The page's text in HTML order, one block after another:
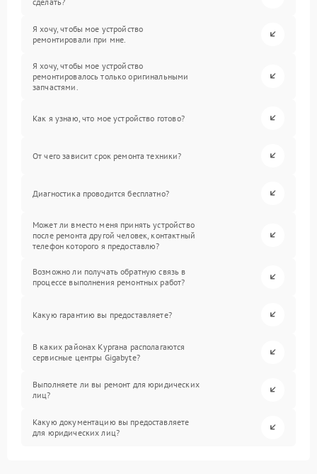
Я хочу, чтобы мое устройство
ремонтировали при мне.
Я хочу, чтобы мое устройство
ремонтировалось только оригинальными
запчастями.
Как я узнаю, что мое устройство готово?
От чего зависит срок ремонта техники?
Диагностика проводится бесплатно?
Может ли вместо меня принять устройство
после ремонта другой человек, контактный
телефон которого я предоставлю?
Возможно ли получать обратную связь в
процессе выполнения ремонтных работ?
Какую гарантию вы предоставляете?
В каких районах Кургана располагаются
сервисные центры Gigabyte?
Выполняете ли вы ремонт для юридических
лиц?
Какую документацию вы предоставляете
для юридических лиц?